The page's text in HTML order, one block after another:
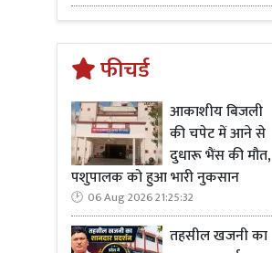
फीचर्ड
आकाशीय बिजली
की चपेट में आने से
दुधारू भैंस की मौत,
पशुपालक को हुआ भारी नुकसान
06 Aug 2026 21:25:32
तहसील खजनी का